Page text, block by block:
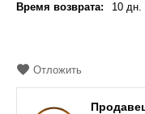
Время возврата: 10 дн.
Отложить